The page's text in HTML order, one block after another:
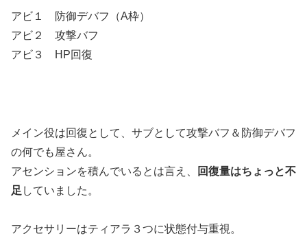
アビ１ 防御デバフ（A枠）
アビ２ 攻撃バフ
アビ３ HP回復
メイン役は回復として、サブとして攻撃バフ＆防御デバフ
の何でも屋さん。
アセンションを積んでいるとは言え、
回復量はちょっと不
足 していました。
アクセサリーはティアラ３つに状態付与重視。